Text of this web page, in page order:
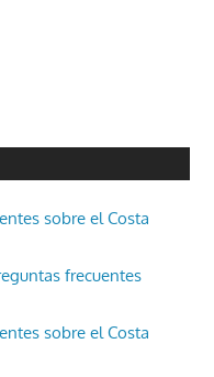
sobre el Costa
frecuentes
sobre el Costa